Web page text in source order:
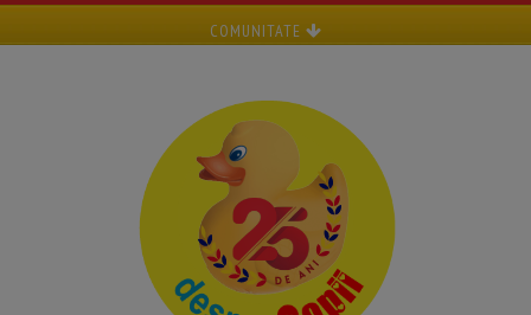
COMUNITATE